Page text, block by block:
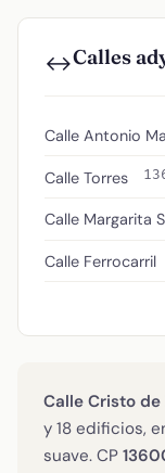
↔️Calles
Calle Antonio
Calle Torres
Calle Margarita
Calle Ferrocarril
Calle Cristo de
y 18 edificios,
suave. CP